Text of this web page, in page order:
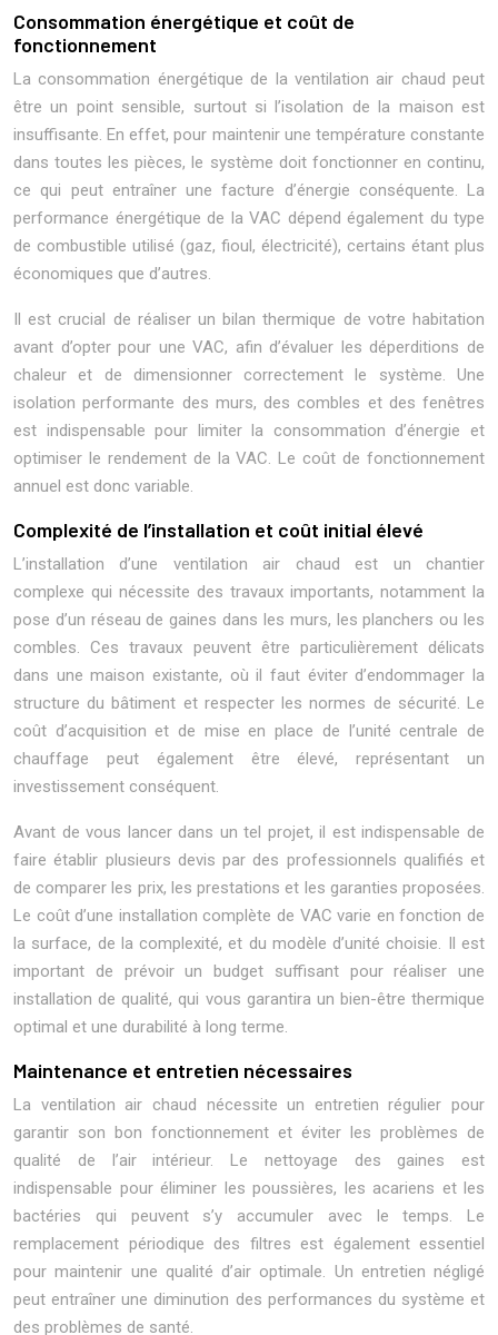
Consommation énergétique et coût de
fonctionnement
La consommation énergétique de la ventilation air chaud peut
être un point sensible, surtout si l’isolation de la maison est
insuffisante. En effet, pour maintenir une température constante
dans toutes les pièces, le système doit fonctionner en continu,
ce qui peut entraîner une facture d’énergie conséquente. La
performance énergétique de la VAC dépend également du type
de combustible utilisé (gaz, fioul, électricité), certains étant plus
économiques que d’autres.
Il est crucial de réaliser un bilan thermique de votre habitation
avant d’opter pour une VAC, afin d’évaluer les déperditions de
chaleur et de dimensionner correctement le système. Une
isolation performante des murs, des combles et des fenêtres
est indispensable pour limiter la consommation d’énergie et
optimiser le rendement de la VAC. Le coût de fonctionnement
annuel est donc variable.
Complexité de l’installation et coût initial élevé
L’installation d’une ventilation air chaud est un chantier
complexe qui nécessite des travaux importants, notamment la
pose d’un réseau de gaines dans les murs, les planchers ou les
combles. Ces travaux peuvent être particulièrement délicats
dans une maison existante, où il faut éviter d’endommager la
structure du bâtiment et respecter les normes de sécurité. Le
coût d’acquisition et de mise en place de l’unité centrale de
chauffage peut également être élevé, représentant un
investissement conséquent.
Avant de vous lancer dans un tel projet, il est indispensable de
faire établir plusieurs devis par des professionnels qualifiés et
de comparer les prix, les prestations et les garanties proposées.
Le coût d’une installation complète de VAC varie en fonction de
la surface, de la complexité, et du modèle d’unité choisie. Il est
important de prévoir un budget suffisant pour réaliser une
installation de qualité, qui vous garantira un bien-être thermique
optimal et une durabilité à long terme.
Maintenance et entretien nécessaires
La ventilation air chaud nécessite un entretien régulier pour
garantir son bon fonctionnement et éviter les problèmes de
qualité de l’air intérieur. Le nettoyage des gaines est
indispensable pour éliminer les poussières, les acariens et les
bactéries qui peuvent s’y accumuler avec le temps. Le
remplacement périodique des filtres est également essentiel
pour maintenir une qualité d’air optimale. Un entretien négligé
peut entraîner une diminution des performances du système et
des problèmes de santé.